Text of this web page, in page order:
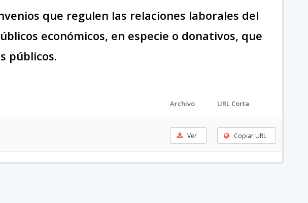
que regulen las relaciones laborales del
económicos, en especie o donativos, que
públicos.
Archivo URL Corta
Ver Copiar URL